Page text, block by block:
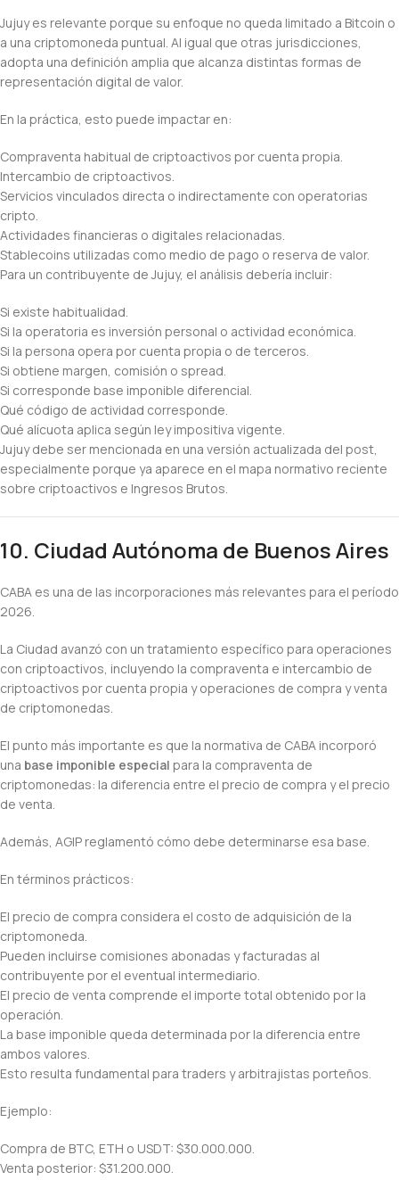
Jujuy es relevante porque su enfoque no queda limitado a Bitcoin o
a una criptomoneda puntual. Al igual que otras jurisdicciones,
adopta una definición amplia que alcanza distintas formas de
representación digital de valor.
En la práctica, esto puede impactar en:
Compraventa habitual de criptoactivos por cuenta propia.
Intercambio de criptoactivos.
Servicios vinculados directa o indirectamente con operatorias
cripto.
Actividades financieras o digitales relacionadas.
Stablecoins utilizadas como medio de pago o reserva de valor.
Para un contribuyente de Jujuy, el análisis debería incluir:
Si existe habitualidad.
Si la operatoria es inversión personal o actividad económica.
Si la persona opera por cuenta propia o de terceros.
Si obtiene margen, comisión o spread.
Si corresponde base imponible diferencial.
Qué código de actividad corresponde.
Qué alícuota aplica según ley impositiva vigente.
Jujuy debe ser mencionada en una versión actualizada del post,
especialmente porque ya aparece en el mapa normativo reciente
sobre criptoactivos e Ingresos Brutos.
10. Ciudad Autónoma de Buenos Aires
CABA es una de las incorporaciones más relevantes para el período
2026.
La Ciudad avanzó con un tratamiento específico para operaciones
con criptoactivos, incluyendo la compraventa e intercambio de
criptoactivos por cuenta propia y operaciones de compra y venta
de criptomonedas.
El punto más importante es que la normativa de CABA incorporó
una base imponible especial para la compraventa de
criptomonedas: la diferencia entre el precio de compra y el precio
de venta.
Además, AGIP reglamentó cómo debe determinarse esa base.
En términos prácticos:
El precio de compra considera el costo de adquisición de la
criptomoneda.
Pueden incluirse comisiones abonadas y facturadas al
contribuyente por el eventual intermediario.
El precio de venta comprende el importe total obtenido por la
operación.
La base imponible queda determinada por la diferencia entre
ambos valores.
Esto resulta fundamental para traders y arbitrajistas porteños.
Ejemplo:
Compra de BTC, ETH o USDT: $30.000.000.
Venta posterior: $31.200.000.